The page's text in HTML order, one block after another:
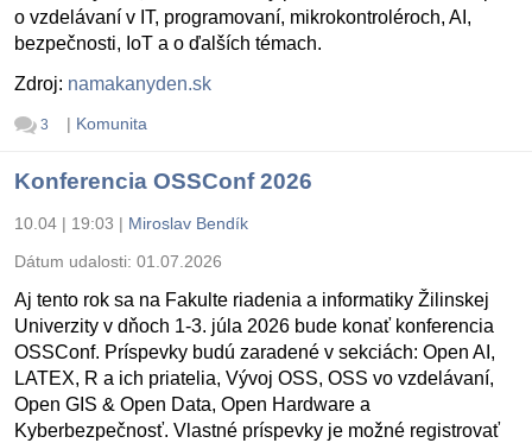
o vzdelávaní v IT, programovaní, mikrokontroléroch, AI,
bezpečnosti, IoT a o ďalších témach.
Zdroj: namakanyden.sk
3 | Komunita
Konferencia OSSConf 2026
10.04 | 19:03 | Miroslav Bendík
Dátum udalosti: 01.07.2026
Aj tento rok sa na Fakulte riadenia a informatiky Žilinskej
Univerzity v dňoch 1-3. júla 2026 bude konať konferencia
OSSConf. Príspevky budú zaradené v sekciách: Open AI,
LATEX, R a ich priatelia, Vývoj OSS, OSS vo vzdelávaní,
Open GIS & Open Data, Open Hardware a
Kyberbezpečnosť. Vlastné príspevky je možné registrovať